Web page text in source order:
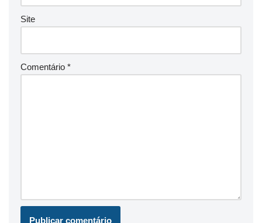
Site
Comentário *